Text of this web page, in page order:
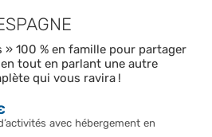
» 100 % en famille pour partager
tout en parlant une autre
qui vous ravira !
avec hébergement en